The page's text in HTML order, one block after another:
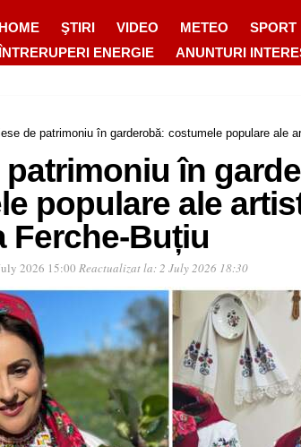
HOME ŞTIRI VIDEO METEO SPORT
ÎNTRERUPERI ENERGIE
ANUNTURI
de patrimoniu în garderobă: costumele populare ale
patrimoniu în
populare ale
Ferche-Buțiu
2026 15:00 Reactualizat la:2 July 2026 18:30